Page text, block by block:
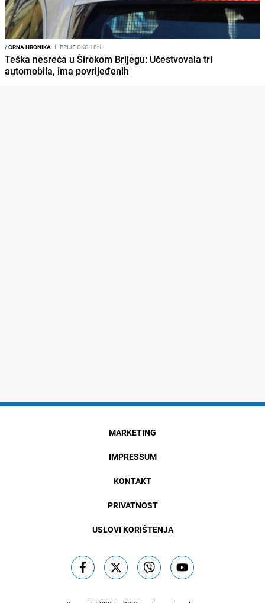
/CRNA HRONIKA I PRIJE OKO 18H
Teška nesreća u Širokom Brijegu: Učestvovala tri
automobila, ima povrijeđenih
MARKETING
IMPRESSUM
KONTAKT
PRIVATNOST
USLOVI KORIŠTENJA